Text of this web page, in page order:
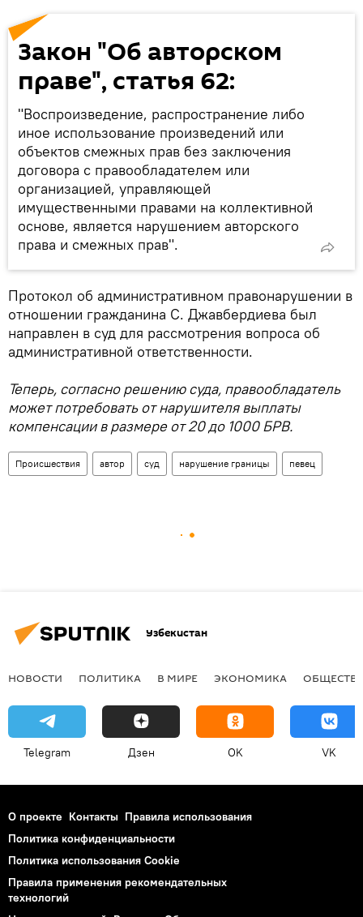
Закон "Об авторском
праве", статья 62:
"Воспроизведение, распространение либо
иное использование произведений или
объектов смежных прав без заключения
договора с правообладателем или
организацией, управляющей
имущественными правами на коллективной
основе, является нарушением авторского
права и смежных прав".
Протокол об административном правонарушении в
отношении гражданина С. Джавбердиева был
направлен в суд для рассмотрения вопроса об
административной ответственности.
Теперь, согласно решению суда, правообладатель
может потребовать от нарушителя выплаты
компенсации в размере от 20 до 1000 БРВ.
Происшествия автор суд нарушение границы певец
Узбекистан
НОВОСТИ ПОЛИТИКА В МИРЕ ЭКОНОМИКА
Telegram Дзен OK VK
О проекте Контакты Правила использования
Политика конфиденциальности
Политика использования Cookie
Правила применения рекомендательных
технологий